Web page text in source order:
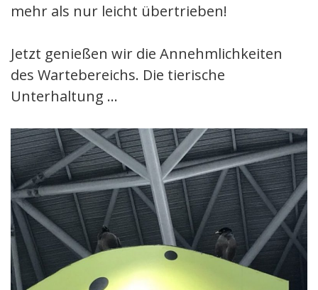
mehr als nur leicht übertrieben!
Jetzt genießen wir die Annehmlichkeiten
des Wartebereichs. Die tierische
Unterhaltung …